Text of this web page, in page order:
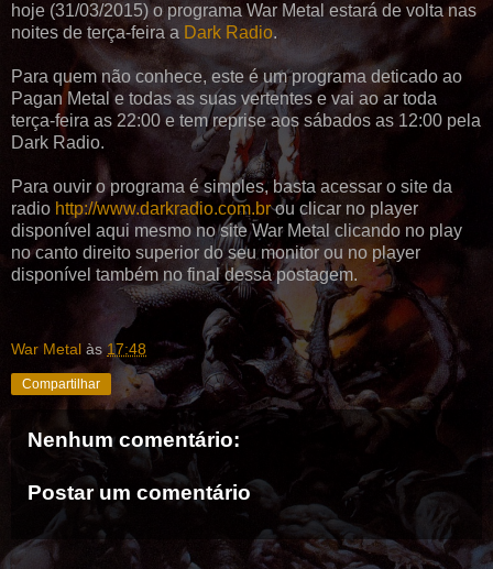
hoje (31/03/2015) o programa War Metal estará de volta nas
noites de terça-feira a Dark Radio.
Para quem não conhece, este é um programa deticado ao
Pagan Metal e todas as suas vertentes e vai ao ar toda
terça-feira as 22:00 e tem reprise aos sábados as 12:00 pela
Dark Radio.
Para ouvir o programa é simples, basta acessar o site da
radio http://www.darkradio.com.brou clicar no player
disponível aqui mesmo no site War Metal clicando no play
no canto direito superior do seu monitor ou no player
disponível também no final dessa postagem.
War Metal às17:48
Compartilhar
Nenhum comentário:
Postar um comentário